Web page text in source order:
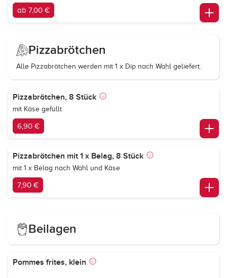
ab 7,00 €
Pizzabrötchen
Alle Pizzabrötchen werden mit 1 x Dip nach Wahl geliefert.
Pizzabrötchen, 8 Stück
mit Käse gefüllt
6,90 €
Pizzabrötchen mit 1 x Belag, 8 Stück
mit 1 x Belag nach Wahl und Käse
7,90 €
Beilagen
Pommes frites, klein